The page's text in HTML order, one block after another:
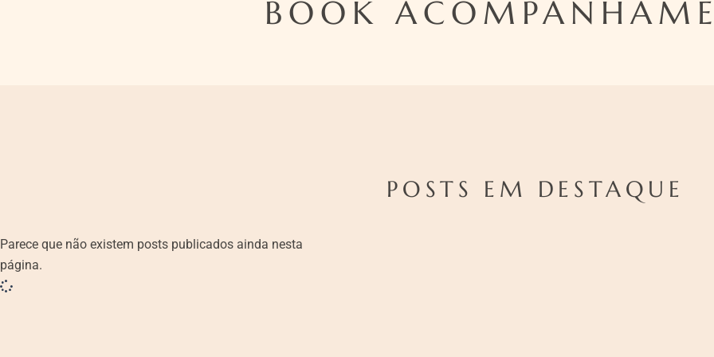
BOOK
POSTS EM DESTAQUE
Parece que não existem posts publicados ainda nesta
página.